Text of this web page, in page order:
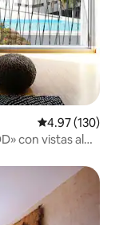
Calificación
4.97 (130)
con vistas al